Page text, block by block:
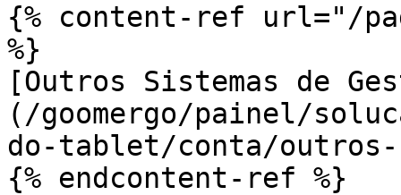
{% content-ref url="/
%}
[Outros Sistemas de
(/goomergo/painel/
do-tablet/conta/outros-
{% endcontent-ref %}